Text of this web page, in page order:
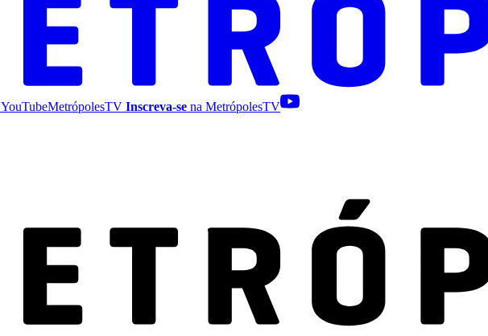
YouTubeMetrópolesTV Inscreva-se na MetrópolesTV